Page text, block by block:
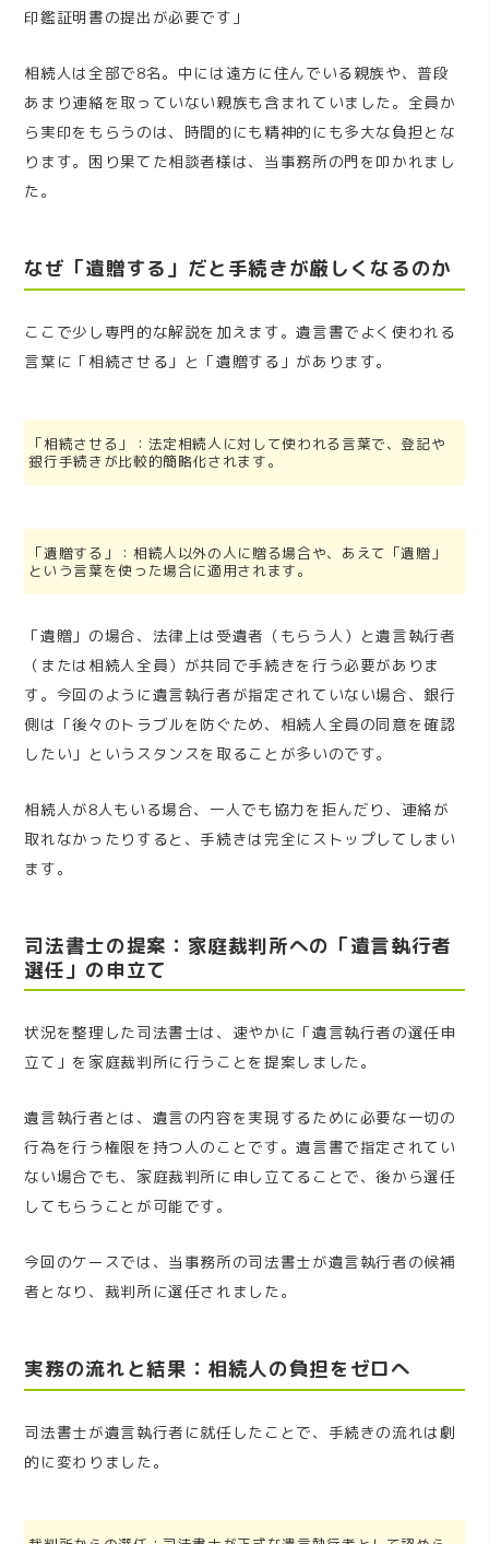
印鑑証明書の提出が必要です」
相続人は全部で8名。中には遠方に住んでいる親族や、普段
あまり連絡を取っていない親族も含まれていました。全員か
ら実印をもらうのは、時間的にも精神的にも多大な負担とな
ります。困り果てた相談者様は、当事務所の門を叩かれまし
た。
なぜ「遺贈する」だと手続きが厳しくなるのか
ここで少し専門的な解説を加えます。遺言書でよく使われる
言葉に「相続させる」と「遺贈する」があります。
「相続させる」：法定相続人に対して使われる言葉で、登記や
銀行手続きが比較的簡略化されます。
「遺贈する」：相続人以外の人に贈る場合や、あえて「遺贈」
という言葉を使った場合に適用されます。
「遺贈」の場合、法律上は受遺者（もらう人）と遺言執行者
（または相続人全員）が共同で手続きを行う必要がありま
す。今回のように遺言執行者が指定されていない場合、銀行
側は「後々のトラブルを防ぐため、相続人全員の同意を確認
したい」というスタンスを取ることが多いのです。
相続人が8人もいる場合、一人でも協力を拒んだり、連絡が
取れなかったりすると、手続きは完全にストップしてしまい
ます。
司法書士の提案：家庭裁判所への「遺言執行者
選任」の申立て
状況を整理した司法書士は、速やかに「遺言執行者の選任申
立て」を家庭裁判所に行うことを提案しました。
遺言執行者とは、遺言の内容を実現するために必要な一切の
行為を行う権限を持つ人のことです。遺言書で指定されてい
ない場合でも、家庭裁判所に申し立てることで、後から選任
してもらうことが可能です。
今回のケースでは、当事務所の司法書士が遺言執行者の候補
者となり、裁判所に選任されました。
実務の流れと結果：相続人の負担をゼロへ
司法書士が遺言執行者に就任したことで、手続きの流れは劇
的に変わりました。